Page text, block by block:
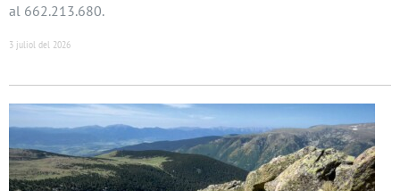
al 662.213.680.
3 juliol del 2026